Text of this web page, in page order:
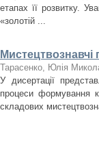
етапах її розвитку.
«золотій ...
Мистецтвознавчі
Тарасенко, Юлія
У дисертації
процеси формування
складових